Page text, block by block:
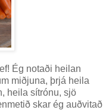
Ég notaði heilan
miðjuna, þrjá heila
heila sítrónu, sjö
skar ég auðvitað